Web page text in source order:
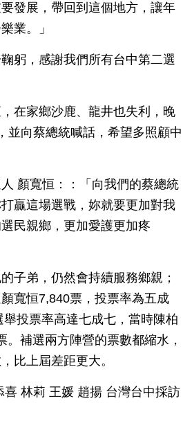
發展，帶回到這個地方，讓年
業。」
躬，感謝我們所有台中第二選
在家鄉沙鹿、龍井也失利，晚
並向蔡總統喊話，希望多照顧中
顏寬恒：：「向我們的蔡總統
贏這場選戰，妳就要更加對我
民親鄉，更加愛護更加疼
子弟，仍然會持續服務鄉親；
寬恒7,840票，投票率為五成
投票率高達七成七，當時陳柏
。補選兩方陣營的票數都縮水，
比上屆差距更大。
喜 林莉 王媛 趙揚 台灣台中採訪